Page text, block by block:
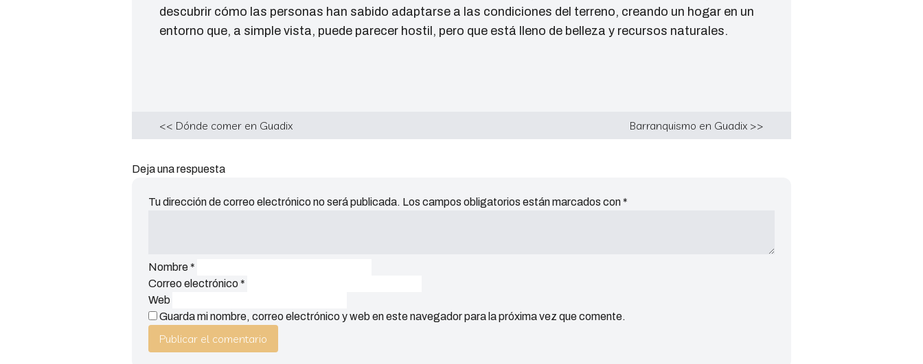
descubrir cómo las personas han sabido adaptarse a las condiciones del terreno, creando un hogar en un
entorno que, a simple vista, puede parecer hostil, pero que está lleno de belleza y recursos naturales.
<< Dónde comer en Guadix Barranquismo en Guadix >>
Deja una respuesta
Tu dirección de correo electrónico no será publicada. Los campos obligatorios están marcados con *
Nombre *
Correo electrónico *
Web
Guarda mi nombre, correo electrónico y web en este navegador para la próxima vez que comente.